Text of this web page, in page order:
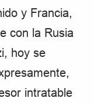
y Francia,
con la Rusia
hoy se
intratable